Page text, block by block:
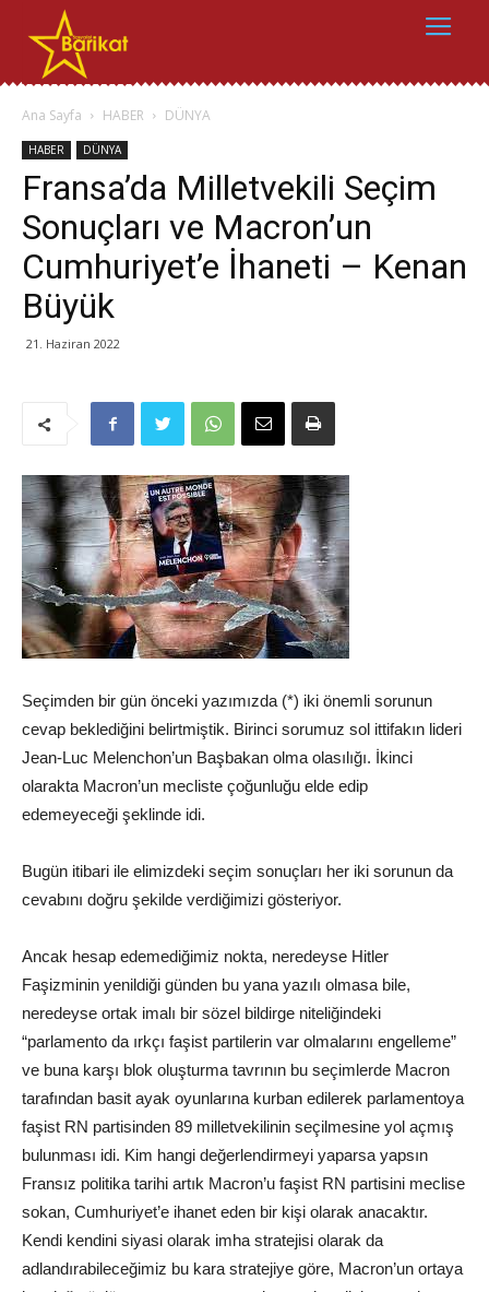
Ana Sayfa HABER DÜNYA
HABER DÜNYA
Fransa’da Milletvekili Seçim
Sonuçları ve Macron’un
Cumhuriyet’e İhaneti – Kenan
Büyük
21. Haziran 2022
Seçimden bir gün önceki yazımızda (*) iki önemli sorunun
cevap beklediğini belirtmiştik. Birinci sorumuz sol ittifakın lideri
Jean-Luc Melenchon’un Başbakan olma olasılığı. İkinci
olarakta Macron’un mecliste çoğunluğu elde edip
edemeyeceği şeklinde idi.
Bugün itibari ile elimizdeki seçim sonuçları her iki sorunun da
cevabını doğru şekilde verdiğimizi gösteriyor.
Ancak hesap edemediğimiz nokta, neredeyse Hitler
Faşizminin yenildiği günden bu yana yazılı olmasa bile,
neredeyse ortak imalı bir sözel bildirge niteliğindeki
“parlamento da ırkçı faşist partilerin var olmalarını engelleme”
ve buna karşı blok oluşturma tavrının bu seçimlerde Macron
tarafından basit ayak oyunlarına kurban edilerek parlamentoya
faşist RN partisinden 89 milletvekilinin seçilmesine yol açmış
bulunması idi. Kim hangi değerlendirmeyi yaparsa yapsın
Fransız politika tarihi artık Macron’u faşist RN partisini meclise
sokan, Cumhuriyet’e ihanet eden bir kişi olarak anacaktır.
Kendi kendini siyasi olarak imha stratejisi olarak da
adlandırabileceğimiz bu kara stratejiye göre, Macron’un ortaya